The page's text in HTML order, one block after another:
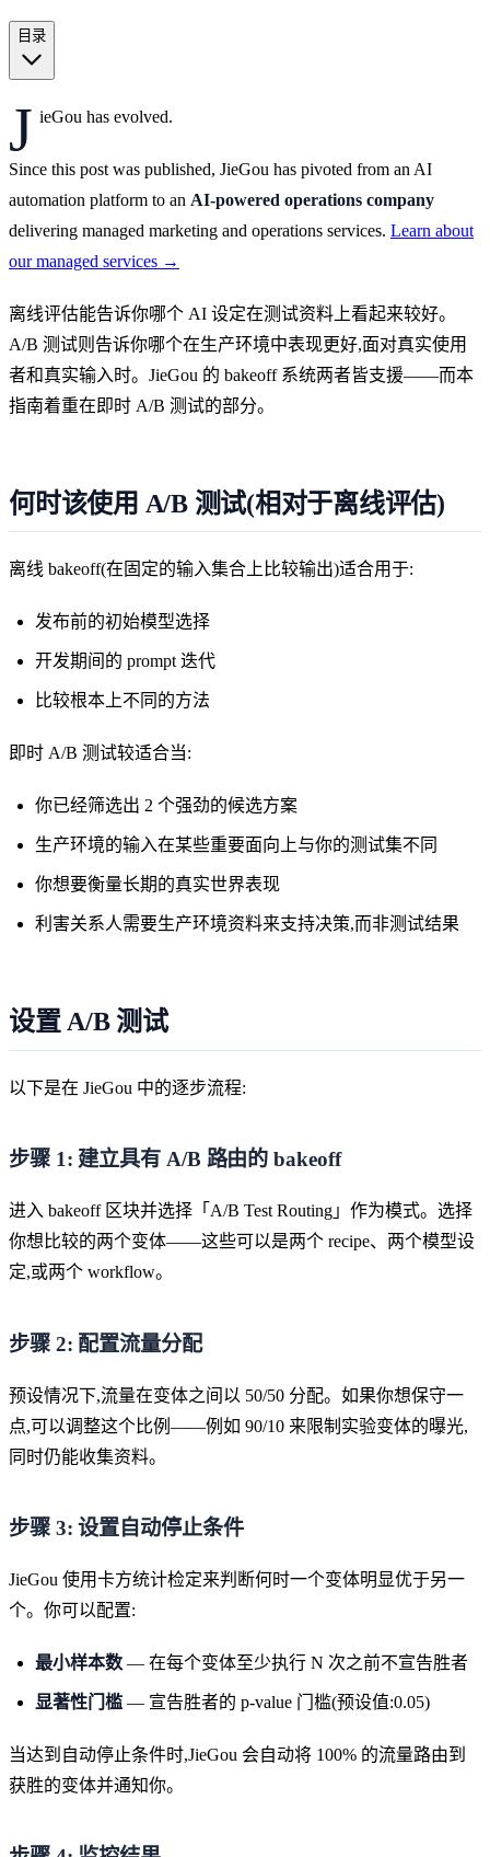
目录
J ieGou has evolved.
Since this post was published, JieGou has pivoted from an AI
automation platform to an AI-powered operations company
delivering managed marketing and operations services. Learn about
our managed services →
离线评估能告诉你哪个 AI 设定在测试资料上看起来较好。
A/B 测试则告诉你哪个在生产环境中表现更好,面对真实使用
者和真实输入时。JieGou 的 bakeoff 系统两者皆支援——而本
指南着重在即时 A/B 测试的部分。
何时该使用 A/B 测试(相对于离线评估)
离线 bakeoff(在固定的输入集合上比较输出)适合用于:
发布前的初始模型选择
开发期间的 prompt 迭代
比较根本上不同的方法
即时 A/B 测试较适合当:
你已经筛选出 2 个强劲的候选方案
生产环境的输入在某些重要面向上与你的测试集不同
你想要衡量长期的真实世界表现
利害关系人需要生产环境资料来支持决策,而非测试结果
设置 A/B 测试
以下是在 JieGou 中的逐步流程:
步骤 1: 建立具有 A/B 路由的 bakeoff
进入 bakeoff 区块并选择「A/B Test Routing」作为模式。选择
你想比较的两个变体——这些可以是两个 recipe、两个模型设
定,或两个 workflow。
步骤 2: 配置流量分配
预设情况下,流量在变体之间以 50/50 分配。如果你想保守一
点,可以调整这个比例——例如 90/10 来限制实验变体的曝光,
同时仍能收集资料。
步骤 3: 设置自动停止条件
JieGou 使用卡方统计检定来判断何时一个变体明显优于另一
个。你可以配置:
最小样本数 — 在每个变体至少执行 N 次之前不宣告胜者
显著性门槛 — 宣告胜者的 p-value 门槛(预设值:0.05)
当达到自动停止条件时,JieGou 会自动将 100% 的流量路由到
获胜的变体并通知你。